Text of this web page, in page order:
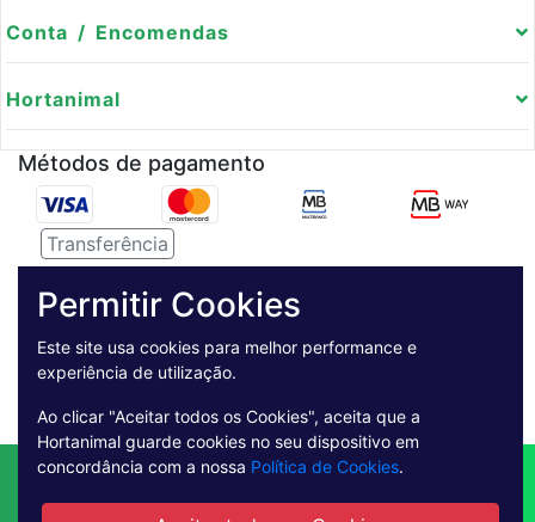
Conta / Encomendas
Hortanimal
Métodos de pagamento
Transferência
Pagamento Seguro
Contactos Envio
Condições de Venda
Permitir Cookies
Este site usa cookies para melhor performance e
experiência de utilização.
Ao clicar "Aceitar todos os Cookies", aceita que a
Hortanimal guarde cookies no seu dispositivo em
concordância com a nossa Política de Cookies.